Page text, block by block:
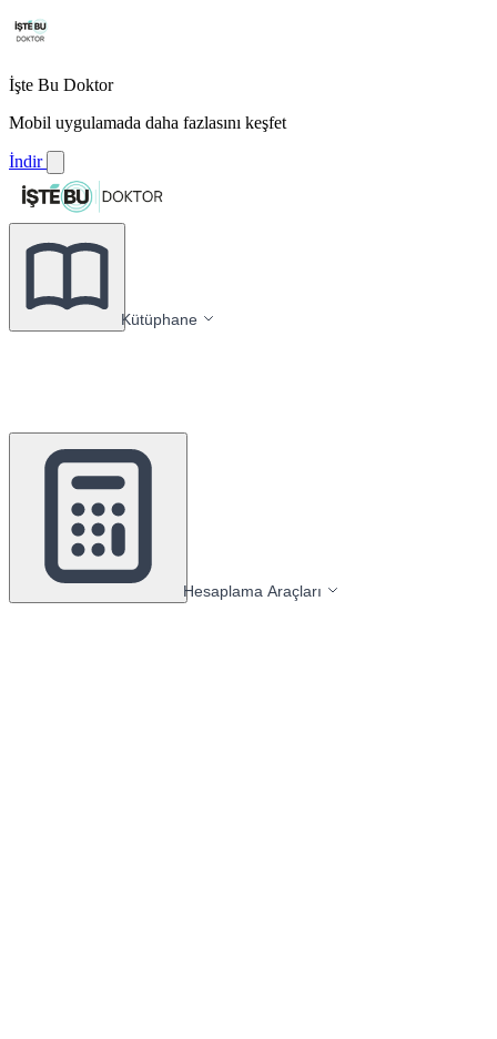
İşte Bu Doktor
Mobil uygulamada daha fazlasını keşfet
İndir
Kütüphane
Hesaplama Araçları